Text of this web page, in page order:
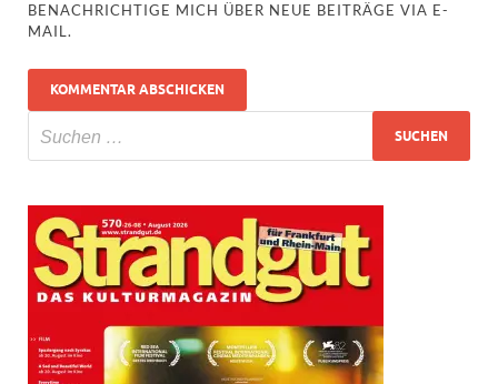
BENACHRICHTIGE MICH ÜBER NEUE BEITRÄGE VIA E-
MAIL.